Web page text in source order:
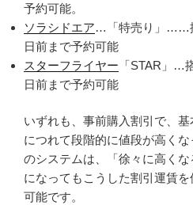
予約可能。
ソラシドエア…「特売り」……
日前まで予約可能
スターフライヤー 「STAR」…
日前まで予約可能
いずれも、事前購入割引で、
につれて段階的に値段が高くな
のシステムは、「徐々に高く
になってもこうした割引運賃
可能です。